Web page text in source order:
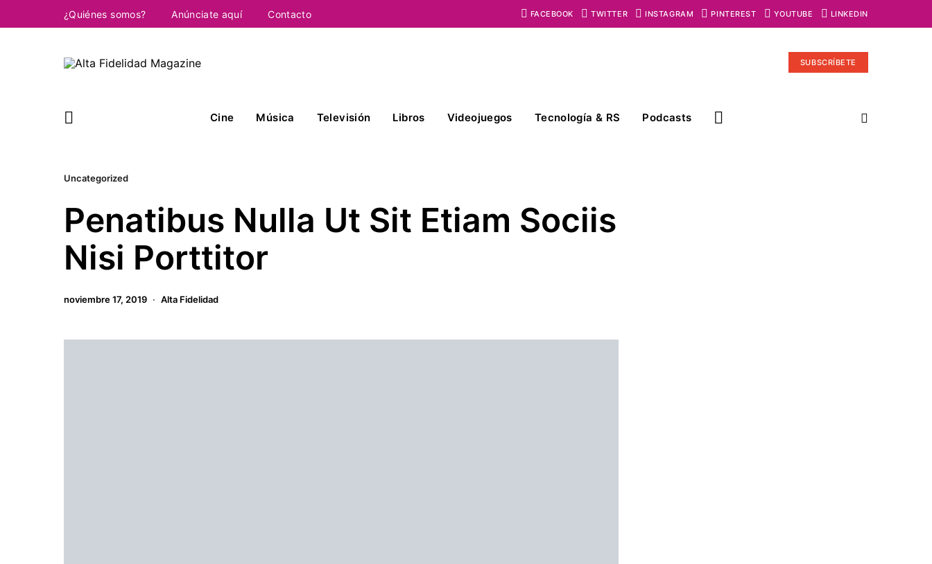
¿Quiénes somos? Anúnciate aquí Contacto FACEBOOK TWITTER INSTAGRAM PINTEREST YOUTUBE LINKEDIN
SUBSCRÍBETE
Cine Música Televisión Libros Videojuegos Tecnología & RS Podcasts
Uncategorized
Penatibus Nulla Ut Sit Etiam Sociis
Nisi Porttitor
noviembre 17, 2019 Alta Fidelidad